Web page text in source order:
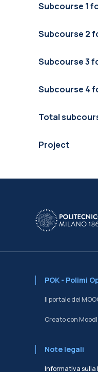
Subcourse 1
Subcourse 2
Subcourse 3
Subcourse 4
Total
Project
POK - Polimi
Il portale dei
Creato con
Note legali
Informativa sulla